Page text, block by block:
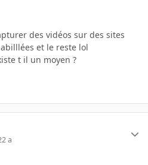
des vidéos sur des sites
et le reste lol
t il un moyen ?
a